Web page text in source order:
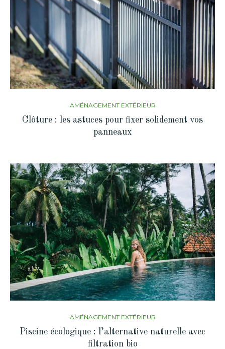
AMÉNAGEMENT EXTÉRIEUR
Clôture : les astuces pour fixer solidement vos
panneaux
AMÉNAGEMENT EXTÉRIEUR
Piscine écologique : l’alternative naturelle avec
filtration bio